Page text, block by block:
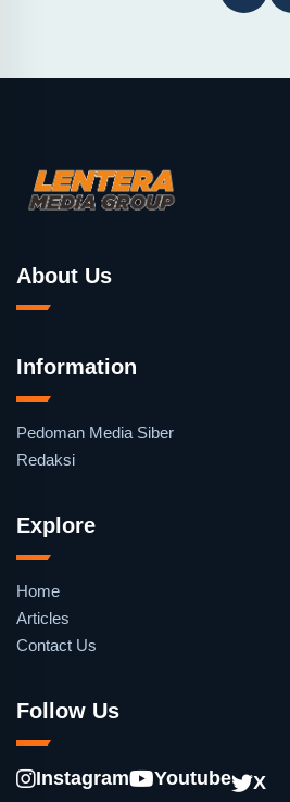
About Us
Information
Pedoman Media Siber
Redaksi
Explore
Home
Articles
Contact Us
Follow Us
Instagram Youtube X